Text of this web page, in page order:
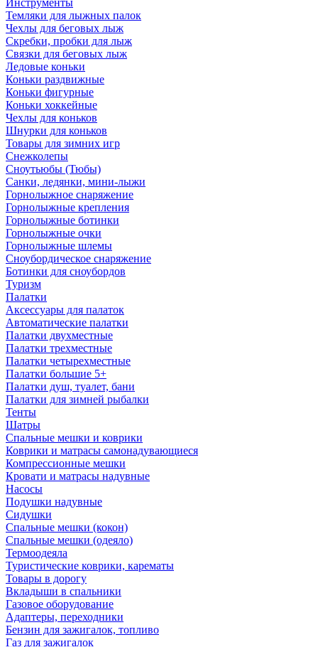
Инструменты
Темляки для лыжных палок
Чехлы для беговых лыж
Скребки, пробки для лыж
Связки для беговых лыж
Ледовые коньки
Коньки раздвижные
Коньки фигурные
Коньки хоккейные
Чехлы для коньков
Шнурки для коньков
Товары для зимних игр
Снежколепы
Сноутьюбы (Тюбы)
Санки, ледянки, мини-лыжи
Горнолыжное снаряжение
Горнолыжные крепления
Горнолыжные ботинки
Горнолыжные очки
Горнолыжные шлемы
Сноубордическое снаряжение
Ботинки для сноубордов
Туризм
Палатки
Аксессуары для палаток
Автоматические палатки
Палатки двухместные
Палатки трехместные
Палатки четырехместные
Палатки большие 5+
Палатки душ, туалет, бани
Палатки для зимней рыбалки
Тенты
Шатры
Спальные мешки и коврики
Коврики и матрасы самонадувающиеся
Компрессионные мешки
Кровати и матрасы надувные
Насосы
Подушки надувные
Сидушки
Спальные мешки (кокон)
Спальные мешки (одеяло)
Термоодеяла
Туристические коврики, карематы
Товары в дорогу
Вкладыши в спальники
Газовое оборудование
Адаптеры, переходники
Бензин для зажигалок, топливо
Газ для зажигалок